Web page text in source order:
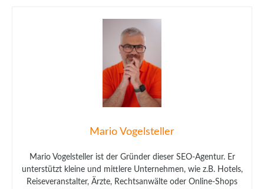
Mario Vogelsteller
Mario Vogelsteller ist der Gründer dieser SEO-Agentur. Er
unterstützt kleine und mittlere Unternehmen, wie z.B. Hotels,
Reiseveranstalter, Ärzte, Rechtsanwälte oder Online-Shops